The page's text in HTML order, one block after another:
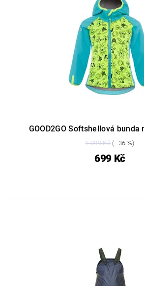
GOOD2GO Softshellová bunda
1 099 Kč (–36 %)
699 Kč